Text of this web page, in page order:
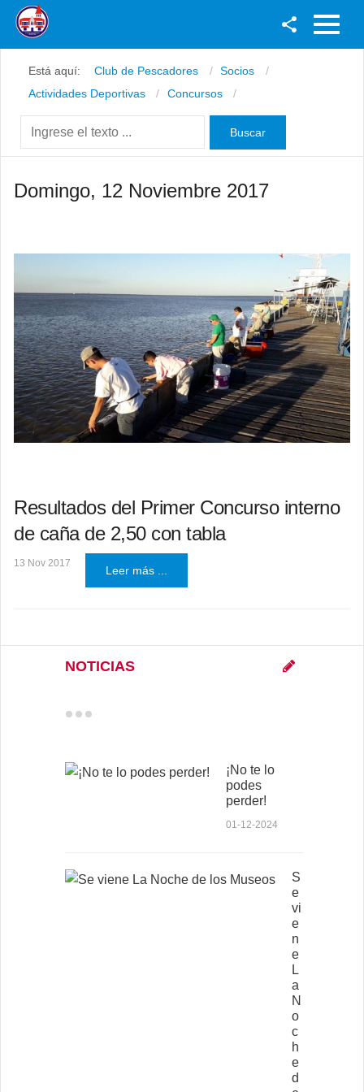
Youtube
Instagram
Está aquí: Club de Pescadores
Socios
Actividades Deportivas
Concursos
Domingo, 12 Noviembre 2017
Resultados del Primer Concurso interno
de caña de 2,50 con tabla
13 Nov 2017
Leer más ...
NOTICIAS
¡No te lo
podes
perder!
01-12-2024
S
e
vi
e
n
e
L
a
N
o
c
h
e
d